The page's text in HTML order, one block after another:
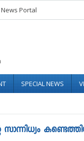
News Portal
SPECIAL NEWS